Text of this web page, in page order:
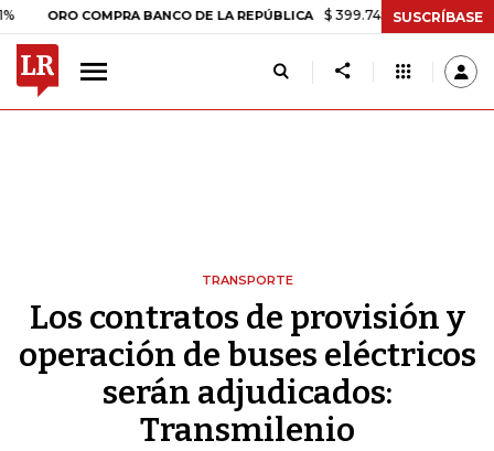
COMPRA BANCO DE LA REPÚBLICA $ 399.745,16 +$ 2.295,71
SUSCRÍBASE
TRANSPORTE
Los contratos de provisión y
operación de buses eléctricos
serán adjudicados:
Transmilenio